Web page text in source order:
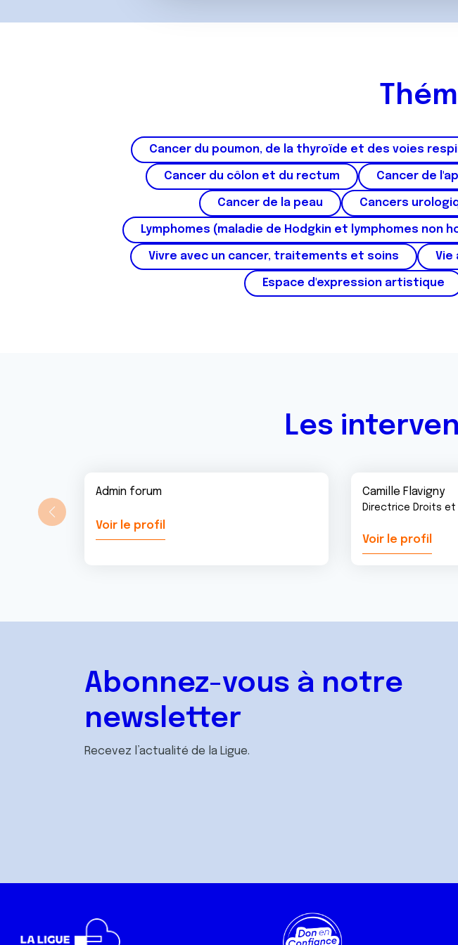
m
e
Cancer du poumon, de la thyroïde et des voies
Cancer du côlon et du rectum Cancer de
Cancer de la peau Cancers
Lymphomes (maladie de Hodgkin et lymphomes non
Vivre avec un cancer, traitements et soins Vie
Espace d'expression artistique
Les
Admin forum
Voir le profil
Camille Flavigny
Directrice Droits
Voir le profil
Abonnez-vous à notre
newsletter
Recevez l’actualité de la Ligue.